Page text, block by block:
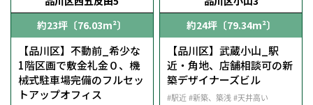
約23坪〔76.03m²〕
【品川区】不動前_希少な
1階区画で敷金礼金０、機
械式駐車場完備のフルセッ
トアップオフィス
約24坪〔79.34m²〕
【品川区】武蔵小山_駅
近・角地、店舗相談可の新
築デザイナーズビル
#駅近 #新築、築浅#天井高い